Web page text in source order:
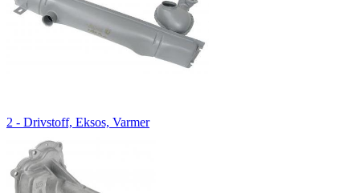
2 - Drivstoff, Eksos, Varmer